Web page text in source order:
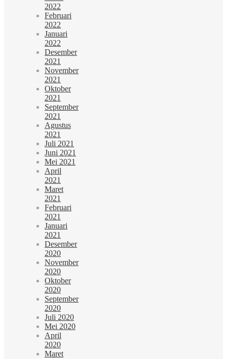
2022
Februari
2022
Januari
2022
Desember
2021
November
2021
Oktober
2021
September
2021
Agustus
2021
Juli 2021
Juni 2021
Mei 2021
April
2021
Maret
2021
Februari
2021
Januari
2021
Desember
2020
November
2020
Oktober
2020
September
2020
Juli 2020
Mei 2020
April
2020
Maret